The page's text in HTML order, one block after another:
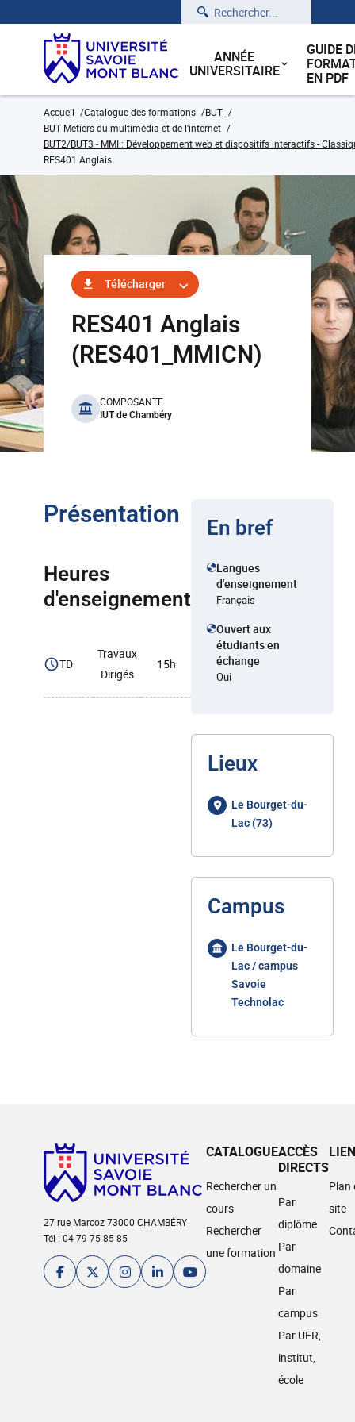
Rechercher
ANNÉE
UNIVERSITAIRE
GUIDE
EN PDF
Accueil Catalogue des formations
BUT
BUT Métiers du multimédia et de l'internet
BUT2/BUT3 - MMI : Développement web et dispositifs interactifs -
RES401 Anglais
Télécharger
RES401 Anglais
(RES401_MMICN)
benefits
COMPOSANTE
IUT de Chambéry
Présentation
Heures
d'enseignement
TD
Travaux
Dirigés
15h
En bref
Langues
d'enseignement
Français
Ouvert aux
étudiants en
échange
Oui
Lieux
Le Bourget-du-
Lac (73)
Campus
Le Bourget-du-
Lac / campus
Savoie
Technolac
27 rue Marcoz 73000 CHAMBÉRY
Tél : 04 79 75 85 85
CATALOGUE
Rechercher un
cours
Rechercher
une formation
ACCÈS
DIRECTS
Par
diplôme
Par
domaine
Par
campus
Par UFR,
institut,
école
Plan
site